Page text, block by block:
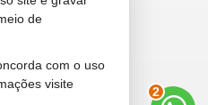
de
com o uso
visite